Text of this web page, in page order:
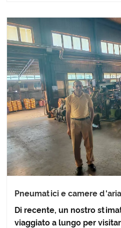
Pneumatici e camere
visita in fabbrica
Di recente, un nostro
viaggiato a lungo per